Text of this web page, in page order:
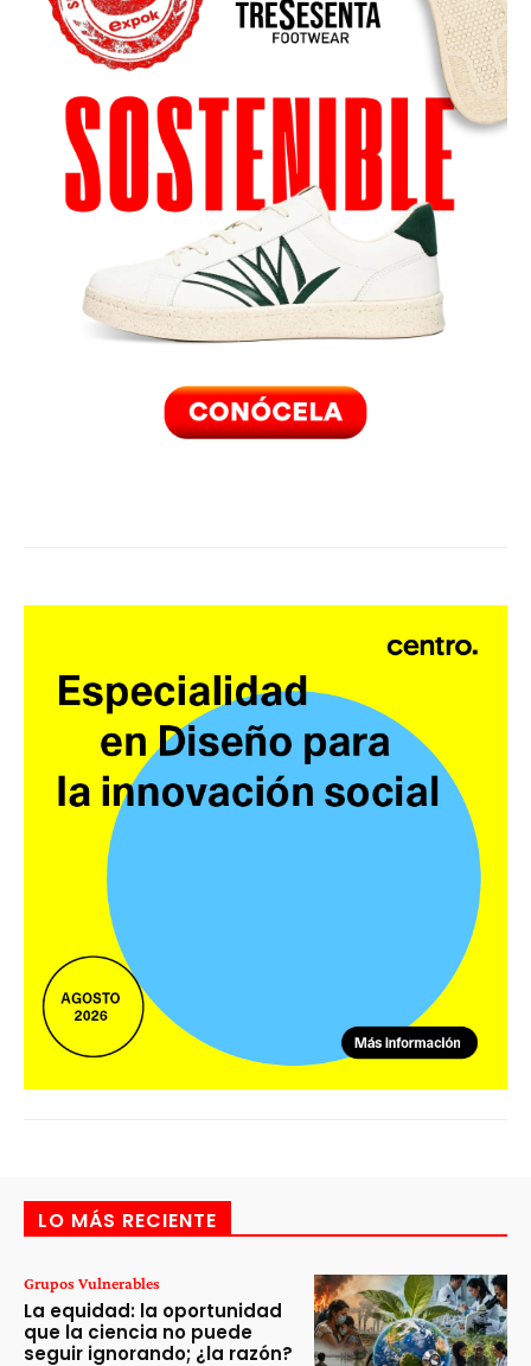
LO MÁS RECIENTE
Grupos Vulnerables
La equidad: la oportunidad
que la ciencia no puede
seguir ignorando; ¿la razón?